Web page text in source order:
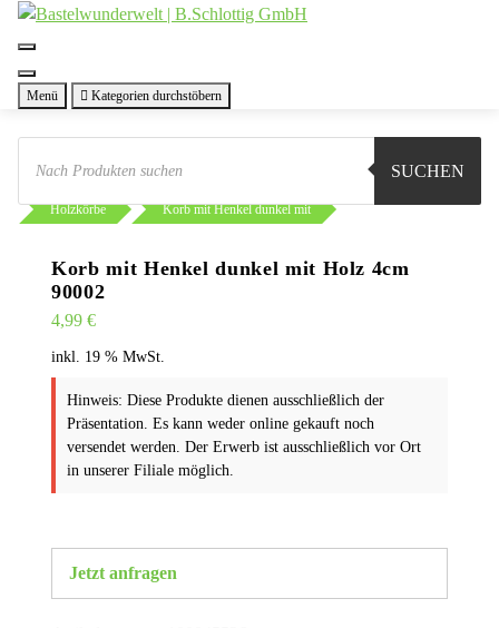
Zum
Menü Kategorien durchstöbern
Products
search
SUCHEN
Sie sind hier: Shop
Ausstattung
Holzkörbe
Korb mit Henkel dunkel mit
Korb mit Henkel dunkel mit Holz 4cm
90002
4,99 €
inkl. 19 % MwSt.
Hinweis: Diese Produkte dienen ausschließlich der
Präsentation. Es kann weder online gekauft noch
versendet werden. Der Erwerb ist ausschließlich vor Ort
in unserer Filiale möglich.
Jetzt anfragen